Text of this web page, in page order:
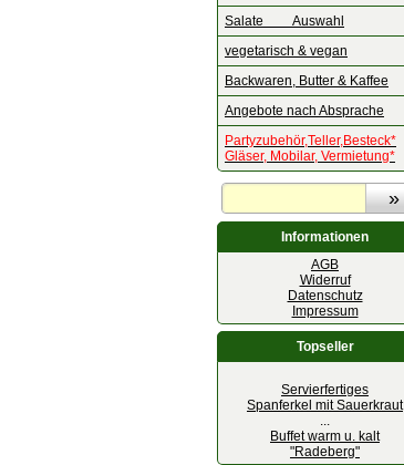
Salate Auswahl
vegetarisch & vegan
Backwaren, Butter & Kaffee
Angebote nach Absprache
Partyzubehör,Teller,Besteck*
Gläser, Mobilar, Vermietung*
Informationen
AGB
Widerruf
Datenschutz
Impressum
Topseller
Servierfertiges
Spanferkel mit Sauerkraut
...
Buffet warm u. kalt
"Radeberg"